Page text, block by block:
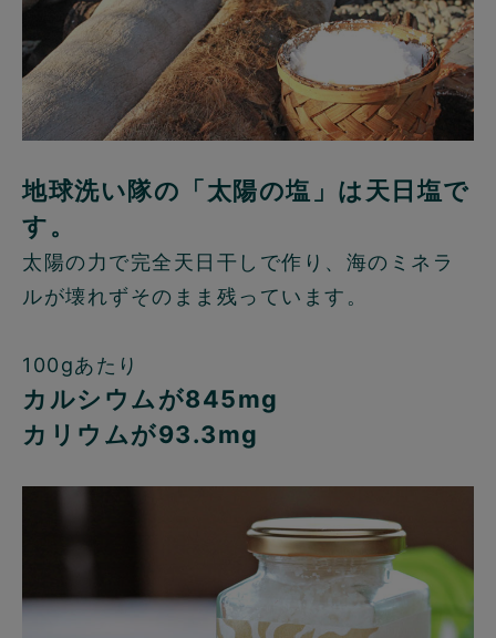
地球洗い隊の「太陽の塩」は天日塩で
す。
太陽の力で完全天日干しで作り、海のミネラ
ルが壊れずそのまま残っています。
100gあたり
カルシウムが845mg
カリウムが93.3mg